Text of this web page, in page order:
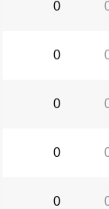
0
0
0
0
0